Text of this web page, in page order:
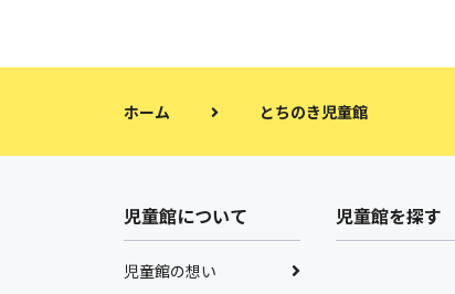
ホーム とちのき児童館
児童館について
児童館の想い
児童館を探す